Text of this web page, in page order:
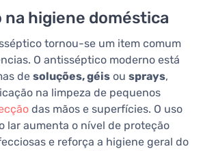
higiene doméstica
tornou-se um item comum
O antisséptico moderno está
de soluções, géis ou sprays,
na limpeza de pequenos
das mãos e superfícies. O uso
lar aumenta o nível de proteção
e reforça a higiene geral do